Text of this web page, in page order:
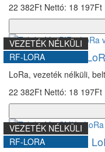
22 382Ft Nettó: 18 197Ft
VEZETÉK NÉLKÜLI
RF-LORA
Trikdis M4-PIR -
LoRa, vezeték nélküli,
22 382Ft Nettó: 18 197Ft
VEZETÉK NÉLKÜLI
RF-LORA
Trikdis M4-SMK -